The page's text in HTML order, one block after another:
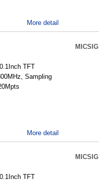
More detail
MICSIG
TFT
Sampling
More detail
MICSIG
TFT